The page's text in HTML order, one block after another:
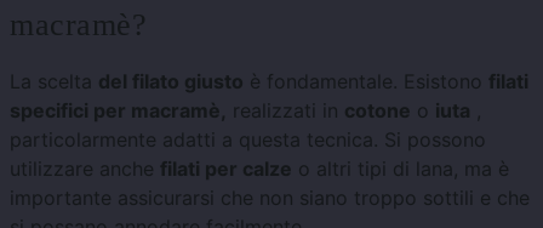
macramè?
La scelta del filato giusto è fondamentale. Esistono filati
specifici per macramè,
realizzati in cotone o iuta
particolarmente adatti a questa tecnica. Si possono
utilizzare anche filati per calze o altri tipi di lana, ma è
importante assicurarsi che non siano troppo sottili e che